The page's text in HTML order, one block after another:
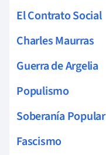
El Contrato Social
Charles Maurras
Guerra de Argelia
Populismo
Soberanía Popular
Fascismo